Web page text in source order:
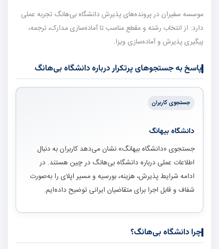
موسسه سفیران در پرونده‌های پذیرش دانشگاه بی‌هانگ تجربه عملی
دارد: از انتخاب رشته و مقطع مناسب تا آماده‌سازی مدارک، ترجمه،
پیگیری پذیرش و آماده‌سازی ویزا.
پاسخ به جستجوهای پرتکرار درباره دانشگاه بی‌هانگ
جستجوی کاربران
دانشگاه بیهانگ
جستجوی «دانشگاه بیهانگ» نشان می‌دهد کاربران به دنبال
اطلاعات عملی درباره دانشگاه بی‌هانگ در چین هستند. در
ادامه شرایط پذیرش، هزینه، بورسیه و مسیر اپلای را به‌صورت
شفاف و قابل اجرا برای متقاضیان ایرانی توضیح داده‌ایم.
چرا دانشگاه بی‌هانگ؟